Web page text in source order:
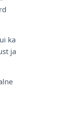
ka
ja